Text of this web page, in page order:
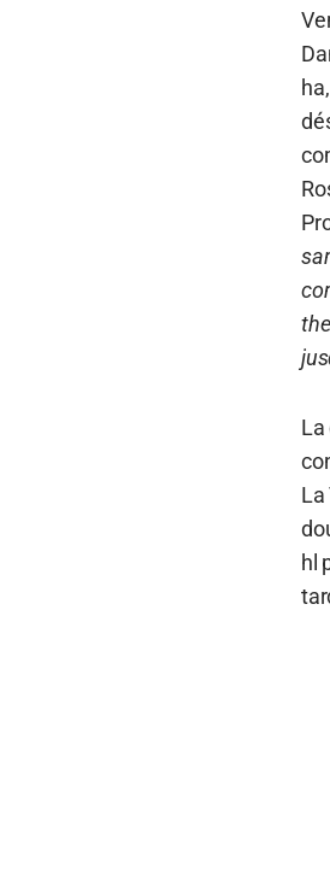
La
La
hl